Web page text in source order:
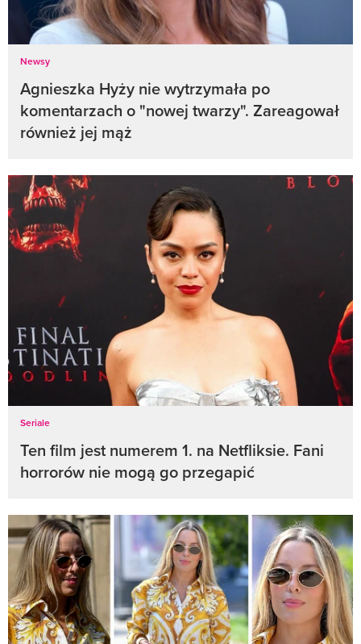
Newsy
Agnieszka Hyży nie wytrzymała po
komentarzach o "nowej twarzy". Zareagował
również jej mąż
Seriale
Ten film jest numerem 1. na Netfliksie. Fani
horrorów nie mogą go przegapić